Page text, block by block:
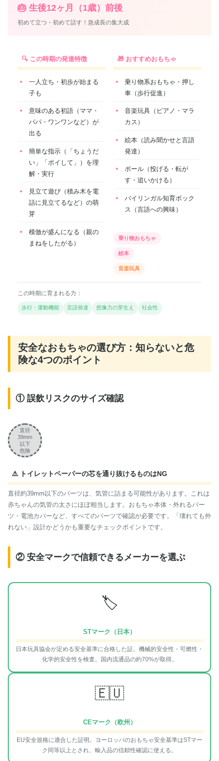
🎂 生後12ヶ月（1歳）前後
初めて立つ・初めて話す！急成長の集大成
🔍 この時期の発達特徴
一人立ち・初歩が始まる
子も
意味のある初語（ママ・
パパ・ワンワンなど）が
出る
簡単な指示（「ちょうだ
い」「ポイして」）を理
解・実行
見立て遊び（積み木を電
話に見立てるなど）の萌
芽
模倣が盛んになる（親の
まねをしたがる）
🎁 おすすめおもちゃ
乗り物系おもちゃ・押し
車（歩行促進）
音楽玩具（ピアノ・マラ
カス）
絵本（読み聞かせと言語
発達）
ボール（投げる・転が
す・追いかける）
バイリンガル知育ボック
ス（言語への興味）
乗り物おもちゃ
絵本
音楽玩具
この時期に育まれる力：
歩行・運動機能 言語発達 想像力の芽生え 社会性
安全なおもちゃの選び方：知らないと危
険な4つのポイント
① 誤飲リスクのサイズ確認
直径
39mm
以下
危険
⚠️ トイレットペーパーの芯を通り抜けるものはNG
直径約39mm以下のパーツは、気管に詰まる可能性があります。これは
赤ちゃんの気管の太さにほぼ相当します。おもちゃ本体・外れるパー
ツ・電池カバーなど、すべてのパーツで確認が必要です。「壊れても外
れない」設計かどうかも重要なチェックポイントです。
② 安全マークで信頼できるメーカーを選ぶ
🏷
STマーク（日本）
日本玩具協会が定める安全基準に合格した証。機械的安全性・可燃性・
化学的安全性を検査。国内流通品の約70%が取得。
🇪🇺
CEマーク（欧州）
EU安全規格に適合した証明。ヨーロッパのおもちゃ安全基準はSTマー
ク同等以上とされ、輸入品の信頼性確認に使える。